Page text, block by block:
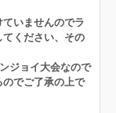
ていませんのでラ
ください、その
ジョイ大会なので
でご了承の上で